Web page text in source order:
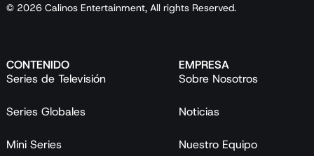
© 2026 Calinos Entertainment, All rights Reserved.
CONTENIDO
Series de Televisión
Series Globales
Mini Series
EMPRESA
Sobre Nosotros
Noticias
Nuestro Equipo